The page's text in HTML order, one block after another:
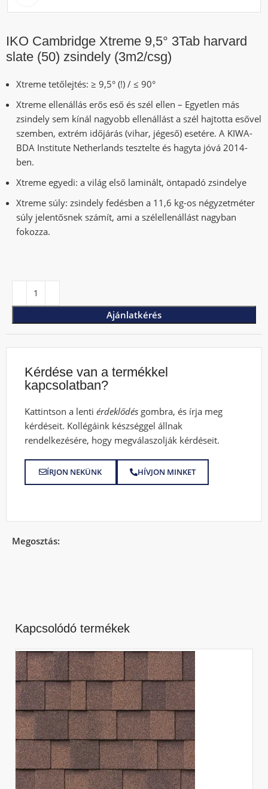
IKO Cambridge Xtreme 9,5° 3Tab harvard
slate (50) zsindely (3m2/csg)
Xtreme tetőlejtés: ≥ 9,5° (!) / ≤ 90°
Xtreme ellenállás erős eső és szél ellen – Egyetlen más
zsindely sem kínál nagyobb ellenállást a szél hajtotta esővel
szemben, extrém időjárás (vihar, jégeső) esetére. A KIWA-
BDA Institute Netherlands tesztelte és hagyta jóvá 2014-
ben.
Xtreme egyedi: a világ első laminált, öntapadó zsindelye
Xtreme súly: zsindely fedésben a 11,6 kg-os négyzetméter
súly jelentősnek számít, ami a szélellenállást nagyban
fokozza.
Ajánlatkérés
Kérdése van a termékkel
kapcsolatban?
Kattintson a lentiérdeklődés gombra, és írja meg
kérdéseit. Kollégáink készséggel állnak
rendelkezésére, hogy megválaszolják kérdéseit.
ÍRJON NEKÜNK HÍVJON MINKET
Megosztás:
Kapcsolódó termékek